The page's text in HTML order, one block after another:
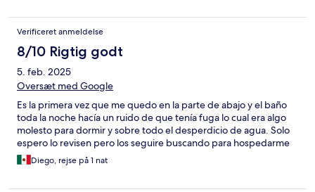
Verificeret anmeldelse
8/10 Rigtig godt
5. feb. 2025
Oversæt med Google
Es la primera vez que me quedo en la parte de abajo y el baño
toda la noche hacía un ruido de que tenía fuga lo cual era algo
molesto para dormir y sobre todo el desperdicio de agua. Solo
espero lo revisen pero los seguire buscando para hospedarme
Diego, rejse på 1 nat